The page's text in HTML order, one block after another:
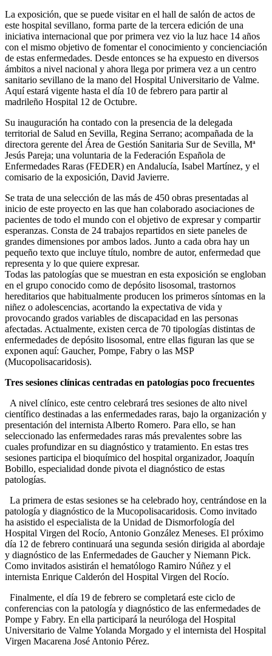
La exposición, que se puede visitar en el hall de salón de actos de
este hospital sevillano, forma parte de la tercera edición de una
iniciativa internacional que por primera vez vio la luz hace 14 años
con el mismo objetivo de fomentar el conocimiento y concienciación
de estas enfermedades. Desde entonces se ha expuesto en diversos
ámbitos a nivel nacional y ahora llega por primera vez a un centro
sanitario sevillano de la mano del Hospital Universitario de Valme.
Aquí estará vigente hasta el día 10 de febrero para partir al
madrileño Hospital 12 de Octubre.
Su inauguración ha contado con la presencia de la delegada
territorial de Salud en Sevilla, Regina Serrano; acompañada de la
directora gerente del Área de Gestión Sanitaria Sur de Sevilla, Mª
Jesús Pareja; una voluntaria de la Federación Española de
Enfermedades Raras (FEDER) en Andalucía, Isabel Martínez, y el
comisario de la exposición, David Javierre.
Se trata de una selección de las más de 450 obras presentadas al
inicio de este proyecto en las que han colaborado asociaciones de
pacientes de todo el mundo con el objetivo de expresar y compartir
esperanzas. Consta de 24 trabajos repartidos en siete paneles de
grandes dimensiones por ambos lados. Junto a cada obra hay un
pequeño texto que incluye título, nombre de autor, enfermedad que
representa y lo que quiere expresar.
Todas las patologías que se muestran en esta exposición se engloban
en el grupo conocido como de depósito lisosomal, trastornos
hereditarios que habitualmente producen los primeros síntomas en la
niñez o adolescencias, acortando la expectativa de vida y
provocando grados variables de discapacidad en las personas
afectadas. Actualmente, existen cerca de 70 tipologías distintas de
enfermedades de depósito lisosomal, entre ellas figuran las que se
exponen aquí: Gaucher, Pompe, Fabry o las MSP
(Mucopolisacaridosis).
Tres sesiones clínicas centradas en patologías poco frecuentes
A nivel clínico, este centro celebrará tres sesiones de alto nivel
científico destinadas a las enfermedades raras, bajo la organización y
presentación del internista Alberto Romero. Para ello, se han
seleccionado las enfermedades raras más prevalentes sobre las
cuales profundizar en su diagnóstico y tratamiento. En estas tres
sesiones participa el bioquímico del hospital organizador, Joaquín
Bobillo, especialidad donde pivota el diagnóstico de estas
patologías.
La primera de estas sesiones se ha celebrado hoy, centrándose en la
patología y diagnóstico de la Mucopolisacaridosis. Como invitado
ha asistido el especialista de la Unidad de Dismorfología del
Hospital Virgen del Rocío, Antonio González Meneses. El próximo
día 12 de febrero continuará una segunda sesión dirigida al abordaje
y diagnóstico de las Enfermedades de Gaucher y Niemann Pick.
Como invitados asistirán el hematólogo Ramiro Núñez y el
internista Enrique Calderón del Hospital Virgen del Rocío.
Finalmente, el día 19 de febrero se completará este ciclo de
conferencias con la patología y diagnóstico de las enfermedades de
Pompe y Fabry. En ella participará la neuróloga del Hospital
Universitario de Valme Yolanda Morgado y el internista del Hospital
Virgen Macarena José Antonio Pérez.